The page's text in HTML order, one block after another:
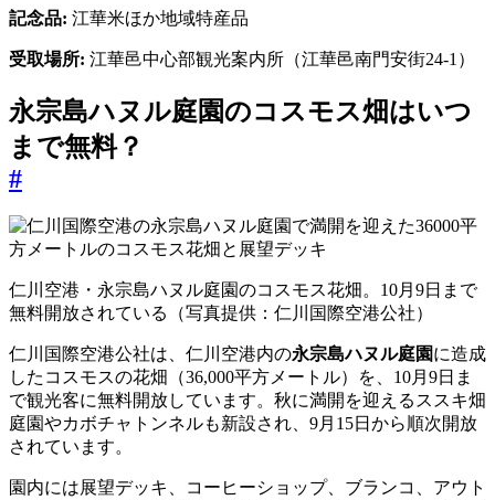
記念品: 江華米ほか地域特産品
受取場所: 江華邑中心部観光案内所（江華邑南門安街24-1）
永宗島ハヌル庭園のコスモス畑はいつ
まで無料？
#
仁川空港・永宗島ハヌル庭園のコスモス花畑。10月9日まで
無料開放されている（写真提供：仁川国際空港公社）
仁川国際空港公社は、仁川空港内の永宗島ハヌル庭園に造成
したコスモスの花畑（36,000平方メートル）を、10月9日ま
で観光客に無料開放しています。秋に満開を迎えるススキ畑
庭園やカボチャトンネルも新設され、9月15日から順次開放
されています。
園内には展望デッキ、コーヒーショップ、ブランコ、アウト